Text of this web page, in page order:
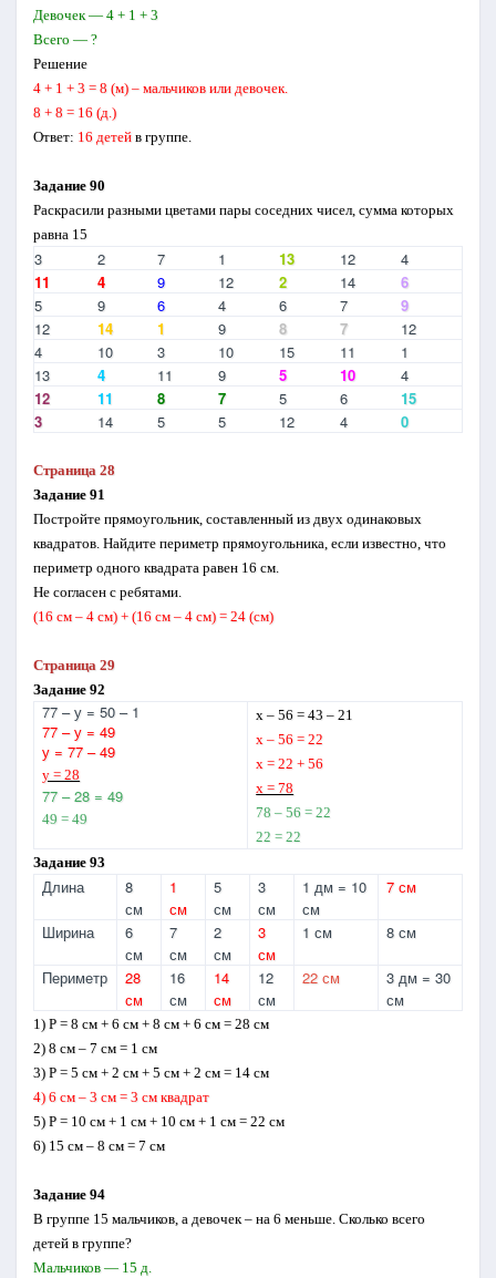
Девочек — 4 + 1 + 3
Всего — ?
Решение
4 + 1 + 3 = 8 (м) – мальчиков или девочек.
8 + 8 = 16 (д.)
Ответ: 16 детей в группе.
Задание 90
Раскрасили разными цветами пары соседних чи­сел, сумма которых
равна 15
3 2 7 1 13 12
4
11
4 9 12 2 14
6
5
9 6 4 6 7
9
12
14 1 9 8 7
12
4
10 3 10 15 11
1
13
4 11 9 5 10
4
12
11 8 7 5 6
15
3
14 5 5 12 4 0
Страница 28
Задание 91
Постройте прямоугольник, составленный из двух одинаковых
квадратов. Най­дите периметр прямоугольника, если известно, что
периметр одного квадрата равен 16 см.
Не согласен с ребятами.
(16 см – 4 см) + (16 см – 4 см) = 24 (см)
Страница 29
Задание 92
77 – у = 50 – 1
77 – у = 49
у = 77 – 49
у = 28
77 – 28 = 49
49 = 49
х – 56 = 43 – 21
х – 56 = 22
х = 22 + 56
х = 78
78 – 56 = 22
22 = 22
Задание 93
Длина
8
см
1
см
5
см
3
см
1 дм = 10
см
7 см
Ширина
6
см
7
см
2
см
3
см
1 см 8 см
Периметр
28
см
16
см
14
см
12
см
22 см
3 дм = 30
см
1) Р = 8 см + 6 см + 8 см + 6 см = 28 см
2) 8 см – 7 см = 1 см
3) Р = 5 см + 2 см + 5 см + 2 см = 14 см
4) 6 см – 3 см = 3 см квадрат
5) Р = 10 см + 1 см + 10 см + 1 см = 22 см
6) 15 см – 8 см = 7 см
Задание 94
В группе 15 мальчиков, а девочек – на 6 меньше. Сколько всего
детей в группе?
Мальчиков — 15 д.